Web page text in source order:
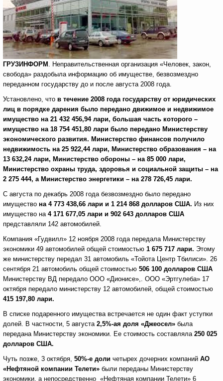
ГРУЗИНФОРМ . Неправительственная организация «Человек, закон,
свобода» раздобыла информацию об имуществе, безвозмездно
переданном государству до и после августа 2008 года.
Установлено, что в течение 2008 года государству от юридических
лиц в порядке дарения было передано движимое и недвижимое
имущество на 21 432 456,94 лари, большая часть которого –
имущество на 18 754 451,80 лари было передано Министерству
экономического развития. Министерство финансов получило
недвижимость на 25 922,44 лари, Министерство образования – на
13 632,24 лари, Министерство обороны – на 85 000 лари,
Министерство охраны труда, здоровья и социальной защиты – на
2 275 444, а Министерство энергетики – на 278 726,45 лари.
С августа по декабрь 2008 года безвозмездно было передано
имущество на 4 773 438,66 лари и 1 214 868 долларов США. Из них
имущество на 4 171 677,05 лари и 902 643 долларов США
представляли 142 автомобилей.
Компания «Гудвилл» 12 ноября 2008 года передала Министерству
экономики 49 автомобилей общей стоимостью 1 675 717 лари. Этому
же министерству передал 31 автомобиль «Тойота Центр Тбилиси». 26
сентября 21 автомобиль общей стоимостью 506 100 долларов США
Министерству ВД передало ООО «Дионисе»,. ООО «Эртгулеба» 17
октября передало министерству 12 автомобилей, общей стоимостью
415 197,80 лари.
В списке подаренного имущества встречается не один факт уступки
долей. В частности, 5 августа 2,5%-ая доля «Джеосел» была
передана Министерству экономики. Ее стоимость составляла 250 025
долларов США.
Чуть позже, 3 октября, 50%-е доли четырех дочерних компаний АО
«Нефтяной компании Телети» были переданы Министерству
экономики, а непосредственно «Нефтяная компании Телети» 6